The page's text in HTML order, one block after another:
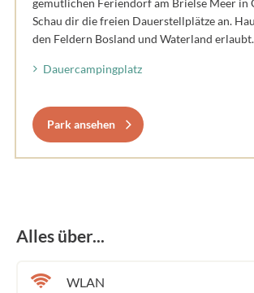
Schau dir die freien Dauerstellplätze an.
den Feldern Bosland und Waterland erlaubt.
Dauercampingplatz
Park ansehen
Alles über...
WLAN